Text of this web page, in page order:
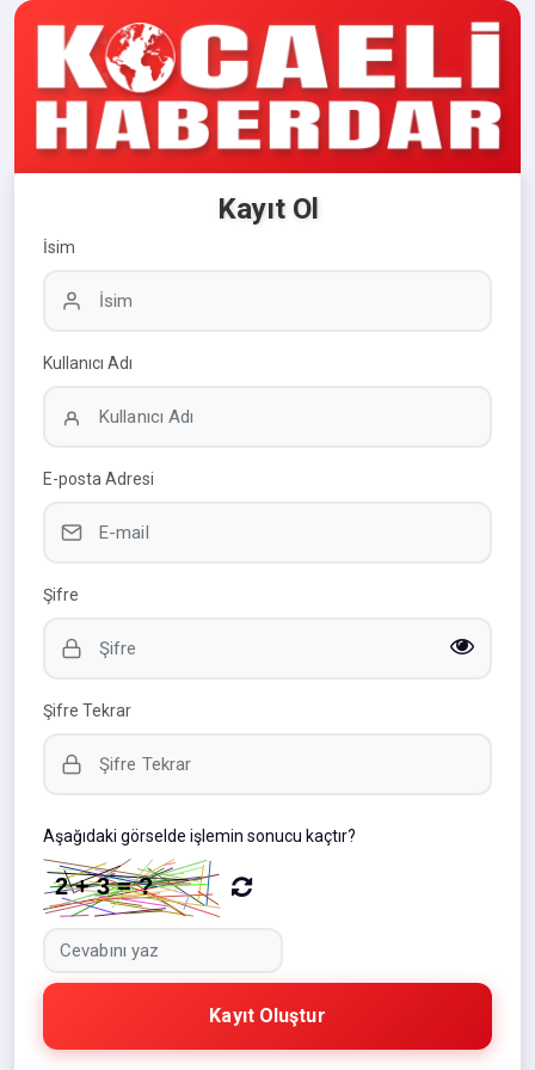
Kayıt Ol
İsim
Kullanıcı Adı
E-posta Adresi
Şifre
Şifre Tekrar
Aşağıdaki görselde işlemin sonucu kaçtır?
Kayıt Oluştur